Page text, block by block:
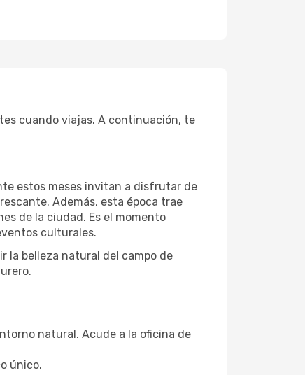
cuando viajas. A continuación, te
estos meses invitan a disfrutar de
Además, esta época trae
de la ciudad. Es el momento
culturales.
la belleza natural del campo de
natural. Acude a la oficina de
único.